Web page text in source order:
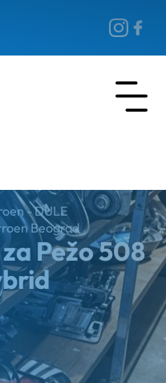
Pežo 508
- DULE
Beograd